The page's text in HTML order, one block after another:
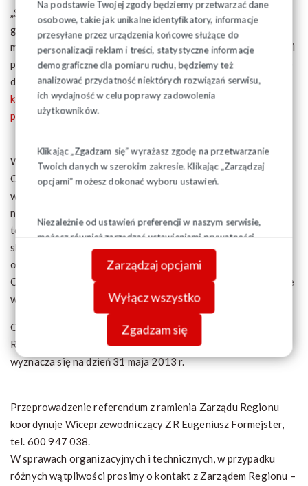
Na podstawie Twojej zgody będziemy przetwarzać dane
osobowe, takie jak unikalne identyfikatory, informacje
przesyłane przez urządzenia końcowe służące do
personalizacji reklam i treści, statystyczne informacje
demograficzne dla pomiaru ruchu, będziemy też
analizować przydatność niektórych rozwiązań serwisu,
ich wydajność w celu poprawy zadowolenia
użytkowników.
Klikając „Zgadzam się” wyrażasz zgodę na przetwarzanie
Twoich danych w szerokim zakresie. Klikając „Zarządzaj
opcjami” możesz dokonać wyboru ustawień.
Niezależnie od ustawień preferencji w naszym serwisie,
możesz również zarządzać ustawieniami prywatności
swojej przeglądarki. Więcej informacji o przetwarzaniu
danych znajdziesz wPolityce prywatności.
Zarządzaj opcjami
Wyłącz wszystko
Zgadzam się
„Solidarność” informuje..." oraz pismo informacja przed
głosowaniem w treści takiej samej jak ankieta, tylko bez
miejsc do głosowania oraz ulotki). Prosimy, by tych informacji
przed głosowaniem nie zabrakło. Przesyłano także instrukcję
dla osób przeprowadzających procedurę głosowania oraz
kartę do głosowania, która nosi nazwę ANKIETA oraz
protokółz wyników głosowania.
Wysłano po kilka egzemplarzy każdego dokumentu.
Oczekujemy na informację w sprawie zapotrzebowania na
większą ilość tych materiałów, szczególnie z tych OZ, które
nie mają możliwości same dodatkowo ich skopiować, dotyczy
to także kart do głosowania. Zapotrzebowania proszę
składać w trybie pilnym, uzgodnimy też telefonicznie lub
osobiście sposób ich odbioru lub dostarczenie do OZ.
Organizacje spoza Białegostoku uzgadniają wszelkie kwestie
w Oddziałach ZR.
Ostateczny termin przekazania protokołów z głosowania do
Regionu Podlaskiego NSZZ „Solidarność” lub Oddziałów
wyznacza się na dzień 31 maja 2013 r.
Przeprowadzenie referendum z ramienia Zarządu Regionu
koordynuje Wiceprzewodniczący ZR Eugeniusz Formejster,
tel. 600 947 038.
W sprawach organizacyjnych i technicznych, w przypadku
różnych wątpliwości prosimy o kontakt z Zarządem Regionu –